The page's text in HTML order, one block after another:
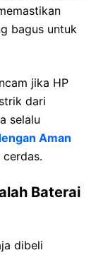
bagus untuk
jika HP
dari
selalu
Aman
Baterai
dibeli